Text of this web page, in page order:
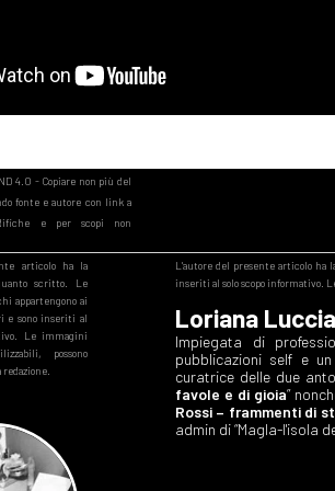
Loriana
Impiegata di
pubblicazioni self e
curatrice delle due
favole e di gioia”
Rossi – frammenti di
admin di “Magla-l'isola